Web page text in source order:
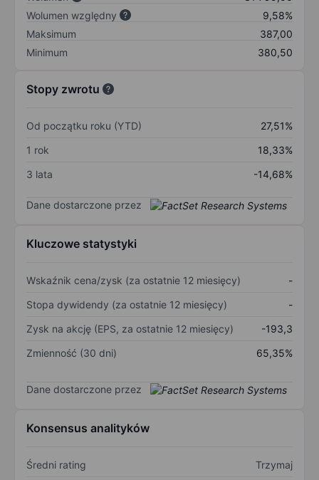
Wolumen względny
9,58%
Maksimum
387,00
Minimum
380,50
Stopy zwrotu
Od początku roku (YTD)
27,51%
1 rok
18,33%
3 lata
-14,68%
Dane dostarczone przez
Kluczowe statystyki
Wskaźnik cena/zysk (za ostatnie 12 miesięcy)
-
Stopa dywidendy (za ostatnie 12 miesięcy)
-
Zysk na akcję (EPS, za ostatnie 12 miesięcy)
-193,3
Zmienność (30 dni)
65,35%
Dane dostarczone przez
Konsensus analityków
Średni rating Trzymaj